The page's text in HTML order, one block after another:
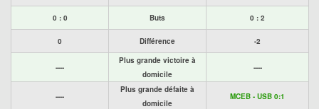
0 : 0 Buts 0 : 2
0 Différence -2
----
Plus grande victoire à
domicile
----
----
Plus grande défaite à
domicile
MCEB - USB 0:1